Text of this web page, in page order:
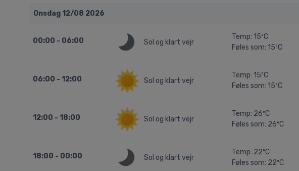
Onsdag 12/08 2026
00:00 - 06:00 Sol og klart vejr
Temp: 15ºC
Føles som: 15ºC
06:00 - 12:00 Sol og klart vejr
Temp: 15ºC
Føles som: 15ºC
12:00 - 18:00 Sol og klart vejr
Temp: 26ºC
Føles som: 26ºC
18:00 - 00:00 Sol og klart vejr
Temp: 22ºC
Føles som: 22ºC